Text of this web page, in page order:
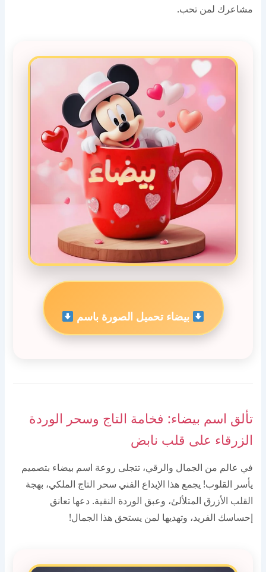
مشاعرك لمن تحب.
بيضاء تحميل الصورة باسم
تألق اسم بيضاء: فخامة التاج وسحر الوردة
الزرقاء على قلب نابض
في عالم من الجمال والرقي، تتجلى روعة اسم بيضاء بتصميم
يأسر القلوب! يجمع هذا الإبداع الفني سحر التاج الملكي، بهجة
القلب الأزرق المتلألئ، وعبق الوردة النقية. دعها تعانق
إحساسك الفريد، وتهديها لمن يستحق هذا الجمال!